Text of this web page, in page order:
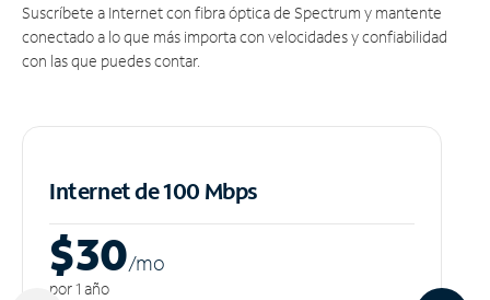
Suscríbete a Internet con fibra óptica de Spectrum y mantente
conectado a lo que más importa con velocidades y confiabilidad
con las que puedes contar.
Internet de 100 Mbps
$30/mo
por 1 año